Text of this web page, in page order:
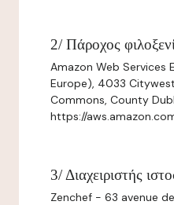
2/ Πάροχος
Amazon Web Services
Europe), 4033
Commons, County
https://
3/ Διαχειριστής
Zenchef - 63 avenue